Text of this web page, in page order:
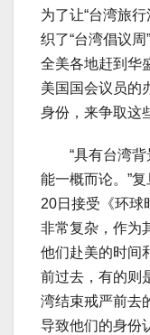
为了让“台湾旅行
织了“台湾倡议周
全美各地赶到华
美国国会议员的
身份，来争取这
“具有台湾背
能一概而论。”
20日接受《环球
非常复杂，作为
他们赴美的时间
前过去，有的则
湾结束戒严前
导致他们的身份